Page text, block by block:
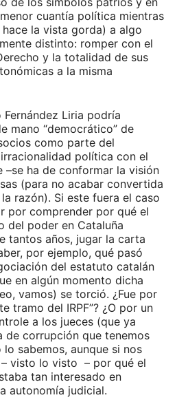
cuantía política mientras
la vista gorda) a algo
distinto: romper con el
y la totalidad de sus
a la misma
Liria podría
mano “democrático” de
como parte del
política con el
–se ha de conformar la visión
(para no acabar convertida
razón). Si este fuera el caso
por comprender por qué el
del poder en Cataluña
tantos años, jugar la carta
por ejemplo, qué pasó
del estatuto catalán
en algún momento dicha
vamos) se torció. ¿Fue por
tramo del IRPF”? ¿O por un
a los jueces (que ya
de corrupción que tenemos
lo sabemos, aunque si nos
visto lo visto – por qué el
tan interesado en
autonomía judicial.